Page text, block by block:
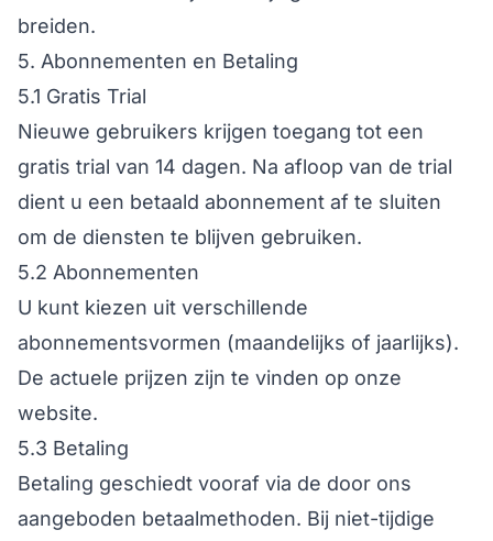
breiden.
5. Abonnementen en Betaling
5.1 Gratis Trial
Nieuwe gebruikers krijgen toegang tot een
gratis trial van 14 dagen. Na afloop van de trial
dient u een betaald abonnement af te sluiten
om de diensten te blijven gebruiken.
5.2 Abonnementen
U kunt kiezen uit verschillende
abonnementsvormen (maandelijks of jaarlijks).
De actuele prijzen zijn te vinden op onze
website.
5.3 Betaling
Betaling geschiedt vooraf via de door ons
aangeboden betaalmethoden. Bij niet-tijdige